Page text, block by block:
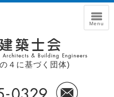
４に基づく団体)